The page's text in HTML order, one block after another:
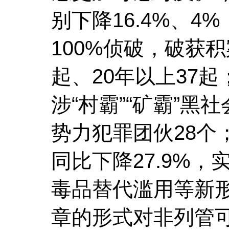
别下降16.4%、
100%侦破，破获
起、20年以上37起
涉“村霸”“矿霸”黑
势力犯罪团伙28个
同比下降27.9%，
毒品替代滥用等新
章的形式对非列管